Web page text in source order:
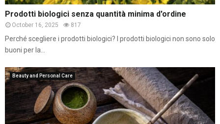
Prodotti biologici senza quantità minima d'ordine
October 16, 2025 817
Perché scegliere i prodotti biologici? I prodotti biologici non sono solo
buoni per la...
Beauty and Personal Care